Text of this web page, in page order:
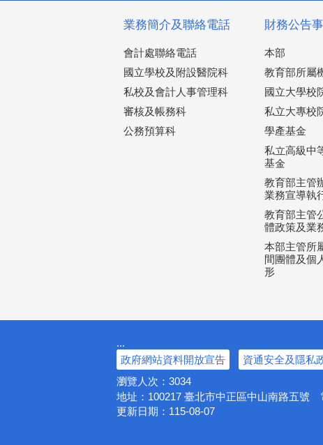
業務簡介及聯絡電話
會計處聯絡電話
國立學校及附設醫院科
私校及會計人事管理科
審核及帳務科
公務預算科
財務公告
本部
教育部所屬
國立大學校
私立大專校
學產基金
私立高級中
基金
教育部主管
業務宣導執
教育部主管
體政策及業
本部主管所
間團體及個
形
:::
政府網站資料開放宣告
資通安全及隱私
瀏覽人次： 3034
地址：100217 臺北市中正區中山南路五號
更新日期： 115-08-07